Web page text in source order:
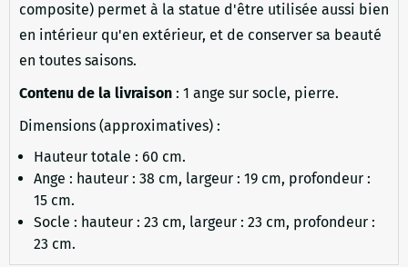
composite) permet à la statue d'être utilisée aussi bien
en intérieur qu'en extérieur, et de conserver sa beauté
en toutes saisons.
Contenu de la livraison : 1 ange sur socle, pierre.
Dimensions (approximatives) :
Hauteur totale : 60 cm.
Ange : hauteur : 38 cm, largeur : 19 cm, profondeur :
15 cm.
Socle : hauteur : 23 cm, largeur : 23 cm, profondeur :
23 cm.